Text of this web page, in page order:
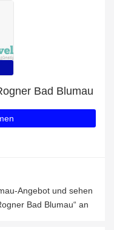
Bad Blumau
Angebot und sehen
Bad Blumau“ an